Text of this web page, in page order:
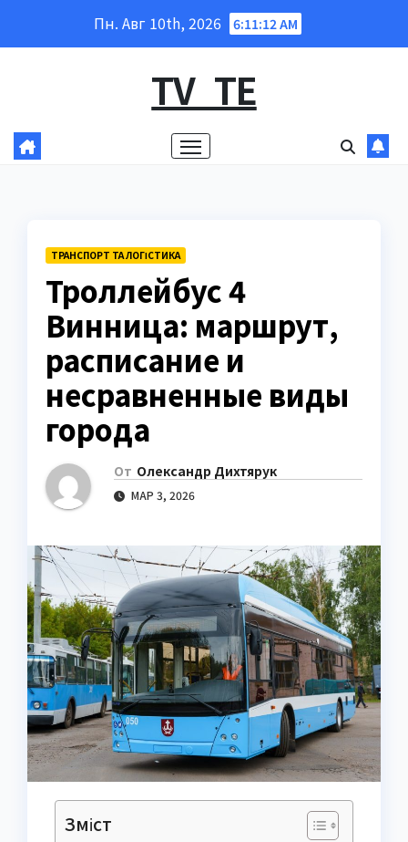
Пн. Авг 10th, 2026 6:11:13 AM
TV_TE
ТРАНСПОРТ ТА ЛОГІСТИКА
Троллейбус 4
Винница: маршрут,
расписание и
несравненные виды
города
От Олександр Дихтярук
МАР 3, 2026
Зміст